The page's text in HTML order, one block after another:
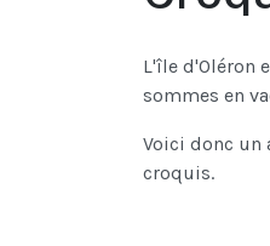
L'île d'Oléron
sommes en
Voici donc un
croquis.